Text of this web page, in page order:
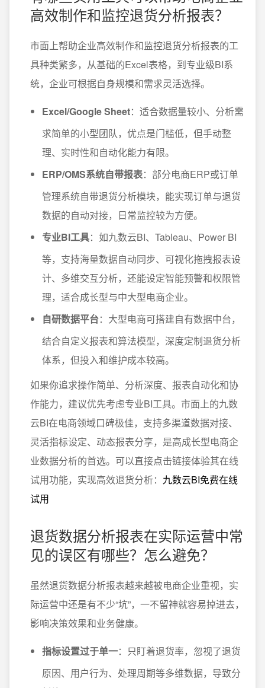
高效制作和监控退货分析报表？
市面上帮助企业高效制作和监控退货分析报表的工
具种类繁多，从基础的Excel表格，到专业级BI系
统，企业可根据自身规模和需求灵活选择。
Excel/Google Sheet：适合数据量较小、分析需
求简单的小型团队，优点是门槛低，但手动整
理、实时性和自动化能力有限。
ERP/OMS系统自带报表：部分电商ERP或订单
管理系统自带退货分析模块，能实现订单与退货
数据的自动对接，日常监控较为方便。
专业BI工具：如九数云BI、Tableau、Power BI
等，支持海量数据自动同步、可视化拖拽报表设
计、多维交互分析，还能设定智能预警和权限管
理，适合成长型与中大型电商企业。
自研数据平台：大型电商可搭建自有数据中台，
结合自定义报表和算法模型，深度定制退货分析
体系，但投入和维护成本较高。
如果你追求操作简单、分析深度、报表自动化和协
作能力，建议优先考虑专业BI工具。市面上的九数
云BI在电商领域口碑极佳，支持多渠道数据对接、
灵活指标设定、动态报表分享，是高成长型电商企
业数据分析的首选。可以直接点击链接体验其在线
试用功能，实现高效退货分析： 九数云BI免费在线
试用
退货数据分析报表在实际运营中常
见的误区有哪些？怎么避免？
虽然退货数据分析报表越来越被电商企业重视，实
际运营中还是有不少“坑”，一不留神就容易掉进去，
影响决策效果和业务健康。
指标设置过于单一：只盯着退货率，忽视了退货
原因、用户行为、处理周期等多维数据，导致分